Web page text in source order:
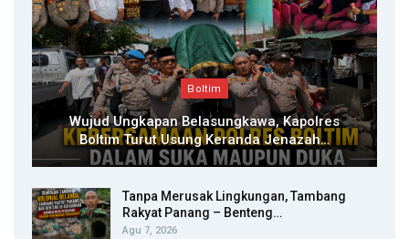
Boltim
Wujud Ungkapan Belasungkawa, Kapolres
Boltim Turut Usung Keranda Jenazah…
Tanpa Merusak Lingkungan, Tambang
Rakyat Panang – Benteng…
Agu 7, 2026